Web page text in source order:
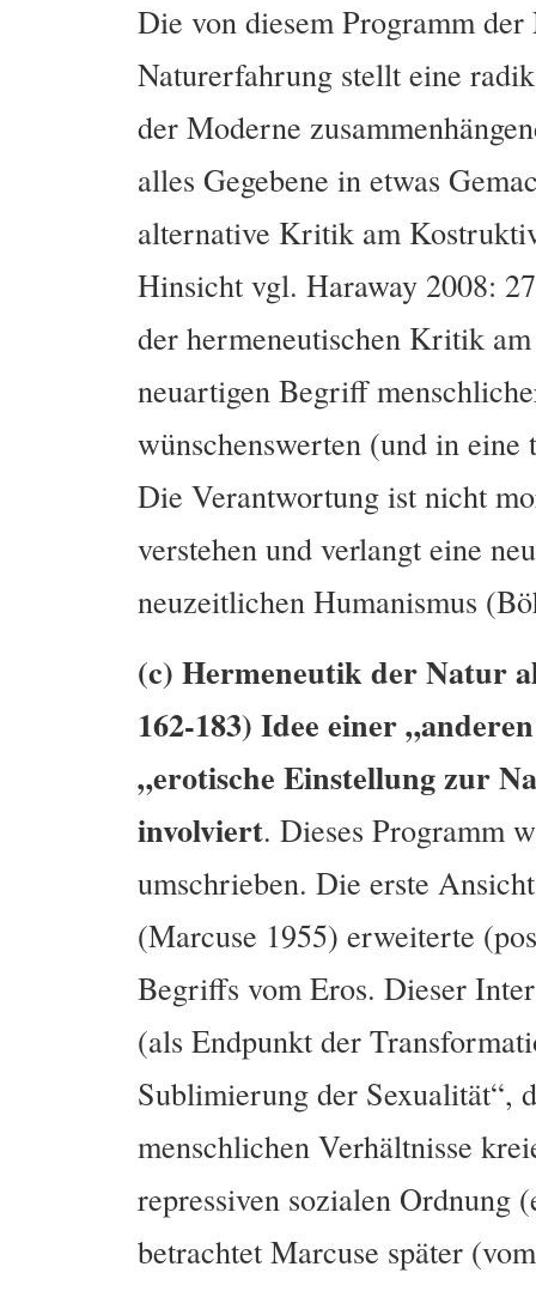
Die von diesem Programm
Naturerfahrung stellt eine
der Moderne
alles Gegebene in etwas
alternative Kritik am
Hinsicht vgl. Haraway 2008:
der hermeneutischen Kritik
neuartigen Begriff
wünschenswerten (und in
Die Verantwortung ist nicht
verstehen und verlangt eine
neuzeitlichen Humanismus
(c) Hermeneutik der Natur
162-183) Idee einer
„erotische Einstellung zur
involviert. Dieses Programm
umschrieben. Die erste
(Marcuse 1955) erweiterte
Begriffs vom Eros. Dieser
(als Endpunkt der
Sublimierung der Sexualität“,
menschlichen Verhältnisse
repressiven sozialen Ordnung
betrachtet Marcuse später